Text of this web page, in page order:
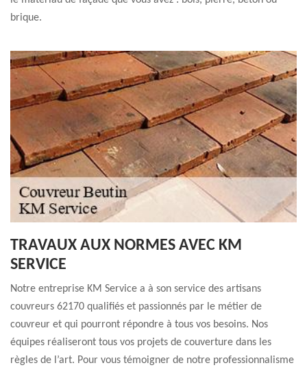
brique.
TRAVAUX AUX NORMES AVEC KM
SERVICE
Notre entreprise KM Service a à son service des artisans
couvreurs 62170 qualifiés et passionnés par le métier de
couvreur et qui pourront répondre à tous vos besoins. Nos
équipes réaliseront tous vos projets de couverture dans les
règles de l’art. Pour vous témoigner de notre professionnalisme